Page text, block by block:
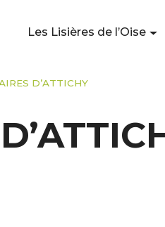
Les Lisières de l’Oise
D’ATTICHY